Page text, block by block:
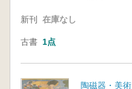
新刊 在庫なし
古書 1点
陶磁器・美術